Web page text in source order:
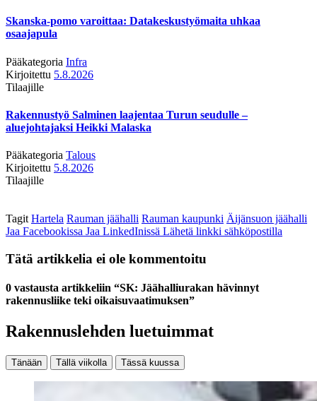
Skanska-pomo varoittaa: Datakeskustyömaita uhkaa
osaajapula
Pääkategoria Infra
Kirjoitettu 5.8.2026
Tilaajille
Rakennustyö Salminen laajentaa Turun seudulle –
aluejohtajaksi Heikki Malaska
Pääkategoria Talous
Kirjoitettu 5.8.2026
Tilaajille
Tagit Hartela Rauman jäähalli Rauman kaupunki Äijänsuon jäähalli
Jaa Facebookissa Jaa LinkedInissä Lähetä linkki sähköpostilla
Tätä artikkelia ei ole kommentoitu
0 vastausta artikkeliin “SK: Jäähalliurakan hävinnyt
rakennusliike teki oikaisuvaatimuksen”
Rakennuslehden luetuimmat
Tänään Tällä viikolla Tässä kuussa